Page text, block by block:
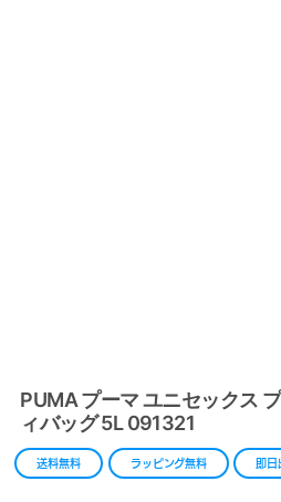
PUMA プーマ ユニセックス
ィバッグ 5L 091321
送料無料 ラッピング無料 即日